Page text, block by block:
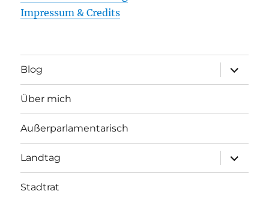
Impressum & Credits
Blog
öffnen
Über mich
Außerparlamentarisch
Landtag
öffnen
Stadtrat